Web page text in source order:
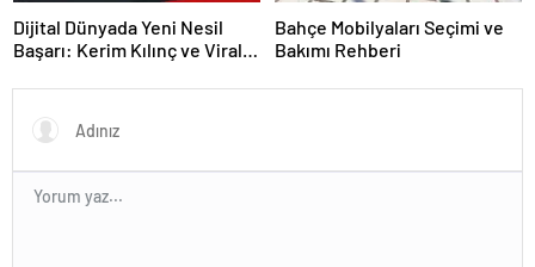
Dijital Dünyada Yeni Nesil
Başarı: Kerim Kılınç ve Viral
Bahçe Mobilyaları Seçimi ve
Bakımı Rehberi